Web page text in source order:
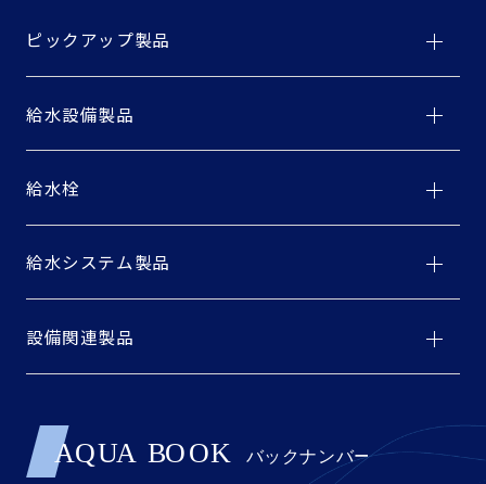
ピックアップ製品
給水設備製品
給水栓
給水システム製品
設備関連製品